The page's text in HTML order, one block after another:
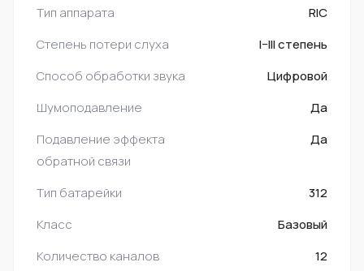
Тип аппарата
RIC
Степень потери слуха
I–III степень
Способ обработки звука
Цифровой
Шумоподавление
Да
Подавление эффекта
обратной связи
Да
Тип батарейки
312
Класс
Базовый
Количество каналов
12